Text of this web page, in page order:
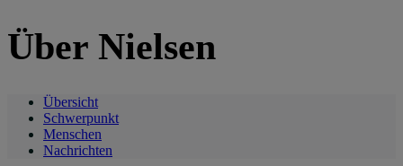
Über Nielsen
Übersicht
Schwerpunkt
Menschen
Nachrichten